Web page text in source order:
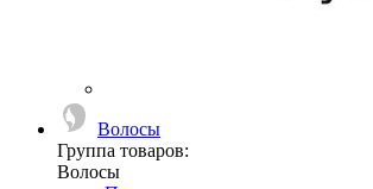
Волосы
Группа товаров:
Волосы